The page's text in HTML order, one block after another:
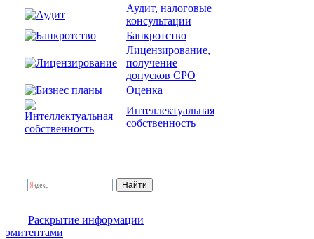
Аудит, налоговые
консультации
Банкротство
Лицензирование,
получение
допусков СРО
Оценка
Интеллектуальная
собственность
Раскрытие информации
эмитентами